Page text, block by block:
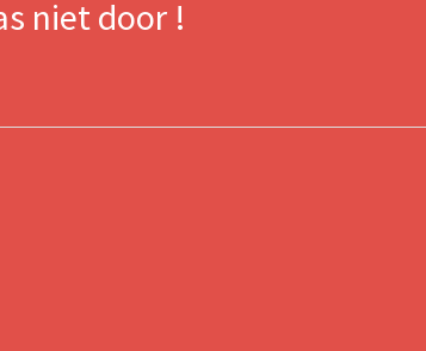
niet door !